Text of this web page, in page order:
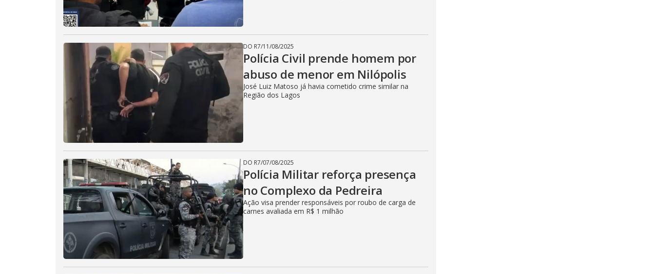
DO R7/11/08/2025
Polícia Civil prende homem por
abuso de menor em Nilópolis
José Luiz Matoso já havia cometido crime similar na
Região dos Lagos
DO R7/07/08/2025
Polícia Militar reforça presença
no Complexo da Pedreira
Ação visa prender responsáveis por roubo de carga de
carnes avaliada em R$ 1 milhão